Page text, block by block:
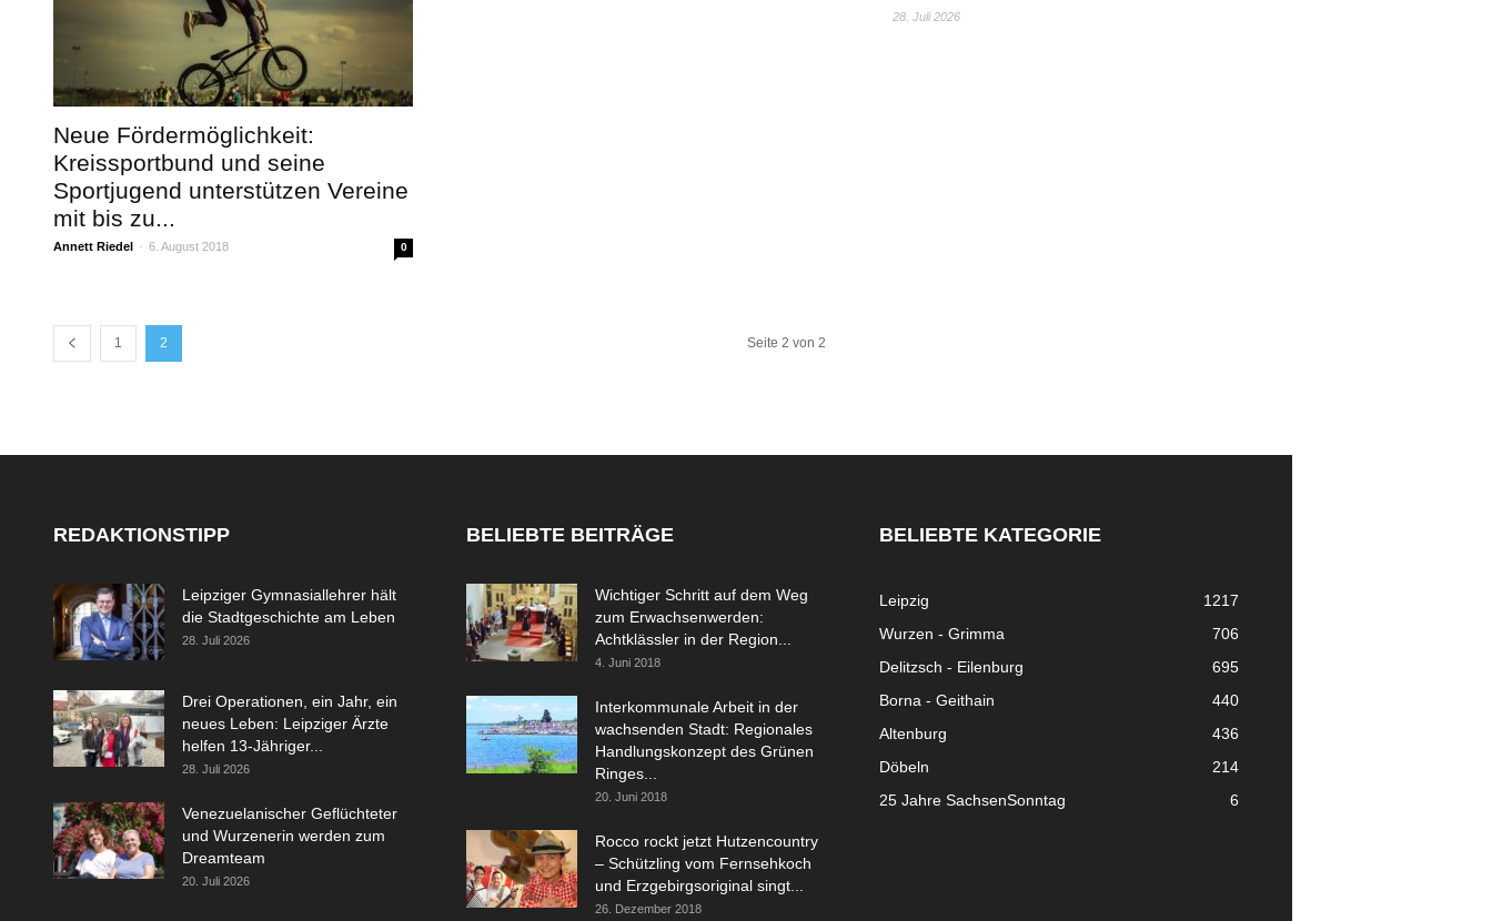
Neue Fördermöglichkeit:
Kreissportbund und seine
Sportjugend unterstützen Vereine
mit bis zu...
Annett Riedel - 6. August 2018 0
1 2 Seite 2 von 2
28. Juli 2026
REDAKTIONSTIPP
Leipziger Gymnasiallehrer hält
die Stadtgeschichte am Leben
28. Juli 2026
Drei Operationen, ein Jahr, ein
neues Leben: Leipziger Ärzte
helfen 13-Jähriger...
28. Juli 2026
Venezuelanischer Geflüchteter
und Wurzenerin werden zum
Dreamteam
20. Juli 2026
BELIEBTE BEITRÄGE
Wichtiger Schritt auf dem Weg
zum Erwachsenwerden:
Achtklässler in der Region...
4. Juni 2018
Interkommunale Arbeit in der
wachsenden Stadt: Regionales
Handlungskonzept des Grünen
Ringes...
20. Juni 2018
Rocco rockt jetzt Hutzencountry
– Schützling vom Fernsehkoch
und Erzgebirgsoriginal singt...
26. Dezember 2018
BELIEBTE KATEGORIE
Leipzig
1217
Wurzen - Grimma
706
Delitzsch - Eilenburg
695
Borna - Geithain
440
Altenburg
436
Döbeln
214
25 Jahre SachsenSonntag
6